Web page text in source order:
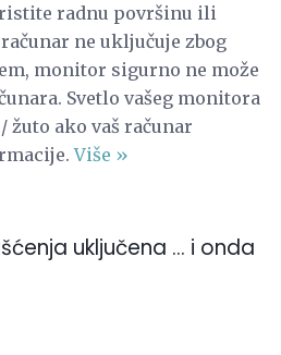
radnu površinu ili
ne uključuje zbog
monitor sigurno ne može
Svetlo vašeg monitora
žuto ako vaš računar
Više »
uključena ... i onda